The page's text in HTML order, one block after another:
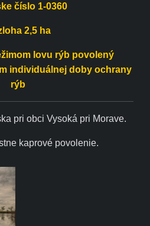
číslo 1-0360
2,5 ha
lovu rýb povolený
individuálnej doby ochrany
rýb
pri obci Vysoká pri Morave.
kaprové povolenie.